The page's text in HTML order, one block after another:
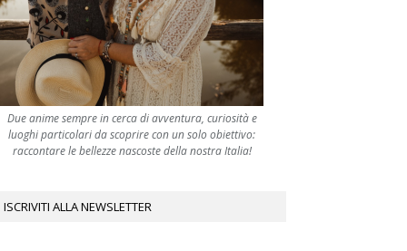
Due anime sempre in cerca di avventura, curiosità e
luoghi particolari da scoprire con un solo obiettivo:
raccontare le bellezze nascoste della nostra Italia!
ISCRIVITI ALLA NEWSLETTER